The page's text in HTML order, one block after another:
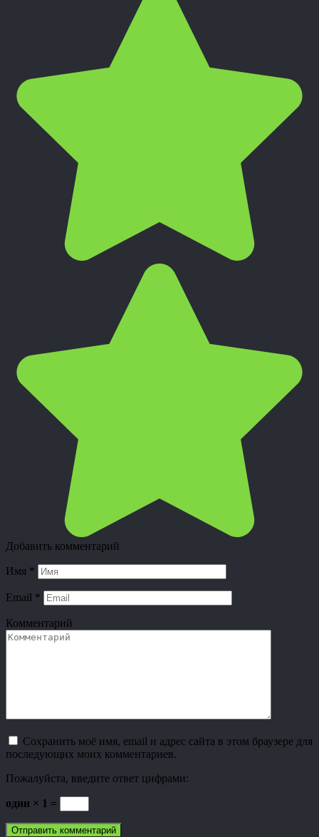
Добавить комментарий
Имя *
Email *
Комментарий
Сохранить моё имя, email и адрес сайта в этом браузере для
последующих моих комментариев.
Пожалуйста, введите ответ цифрами:
один × 1 =